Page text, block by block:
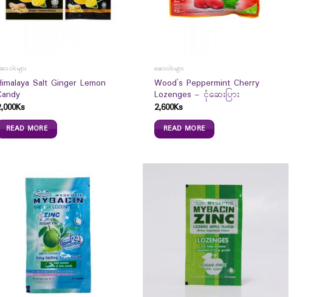
းဝါးများ
Salt Ginger Lemon
Ks
READ MORE
ဆေးဝါးများ
Wood`s Peppermint Cherry
Lozenges – ငုံဆေးပြား
2,600Ks
READ MORE